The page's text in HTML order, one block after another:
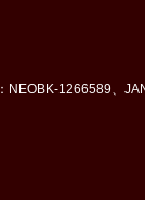
NEOBK-1266589、